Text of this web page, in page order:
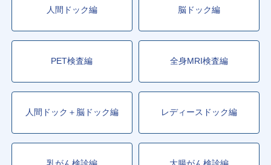
人間ドック編 脳ドック編
PET検査編 全身MRI検査編
人間ドック＋脳ドック編 レディースドック編